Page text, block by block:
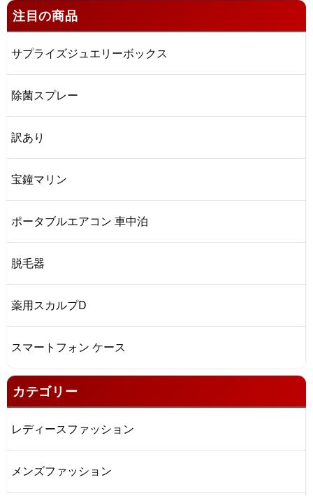
注目の商品
サプライズジュエリーボックス
除菌スプレー
訳あり
宝鐘マリン
ポータブルエアコン 車中泊
脱毛器
薬用スカルプD
スマートフォン ケース
カテゴリー
レディースファッション
メンズファッション